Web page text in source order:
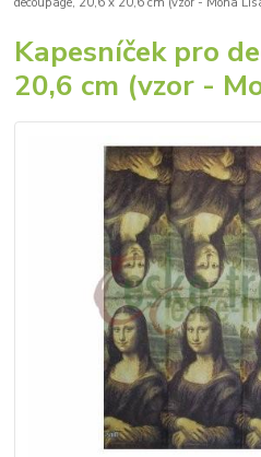
Kapesníček pro
20,6 cm (vzor -